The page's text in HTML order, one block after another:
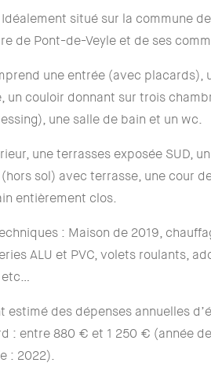
Idéalement situé sur la commune
de Pont-de-Veyle et de ses
une entrée (avec placards),
un couloir donnant sur trois
une salle de bain et un wc.
une terrasses exposée SUD,
sol) avec terrasse, une cour
entièrement clos.
: Maison de 2019,
ALU et PVC, volets roulants,
etc…
estimé des dépenses annuelles
: entre 880 € et 1 250 € (année
: 2022).